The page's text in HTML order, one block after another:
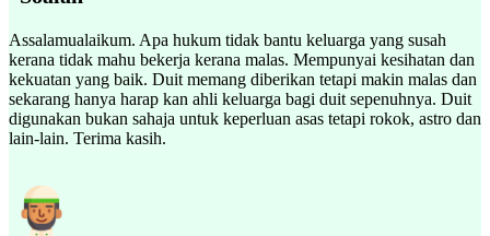
Assalamualaikum. Apa hukum tidak bantu keluarga yang susah
kerana tidak mahu bekerja kerana malas. Mempunyai kesihatan dan
kekuatan yang baik. Duit memang diberikan tetapi makin malas dan
sekarang hanya harap kan ahli keluarga bagi duit sepenuhnya. Duit
digunakan bukan sahaja untuk keperluan asas tetapi rokok, astro dan
lain-lain. Terima kasih.